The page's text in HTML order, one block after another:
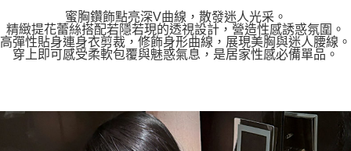
蜜胸鑽飾點亮深V曲線，散發迷人光采。
精緻提花蕾絲搭配若隱若現的透視設計，營造性感誘惑氛圍。
高彈性貼身連身衣剪裁，修飾身形曲線，展現美胸與迷人腰線。
穿上即可感受柔軟包覆與魅惑氣息，是居家性感必備單品。